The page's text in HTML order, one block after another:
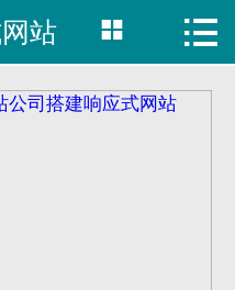
 首页
建站案例
站  